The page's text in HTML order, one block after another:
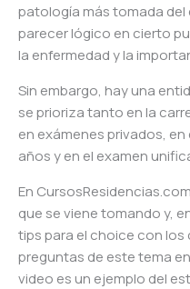
patología más tomada del
parecer lógico en cierto
la enfermedad y la
Sin embargo, hay una
se prioriza tanto en la
en exámenes privados,
años y en el examen
En
que se viene tomando y,
tips para el choice con
preguntas de este tema
video es un ejemplo del